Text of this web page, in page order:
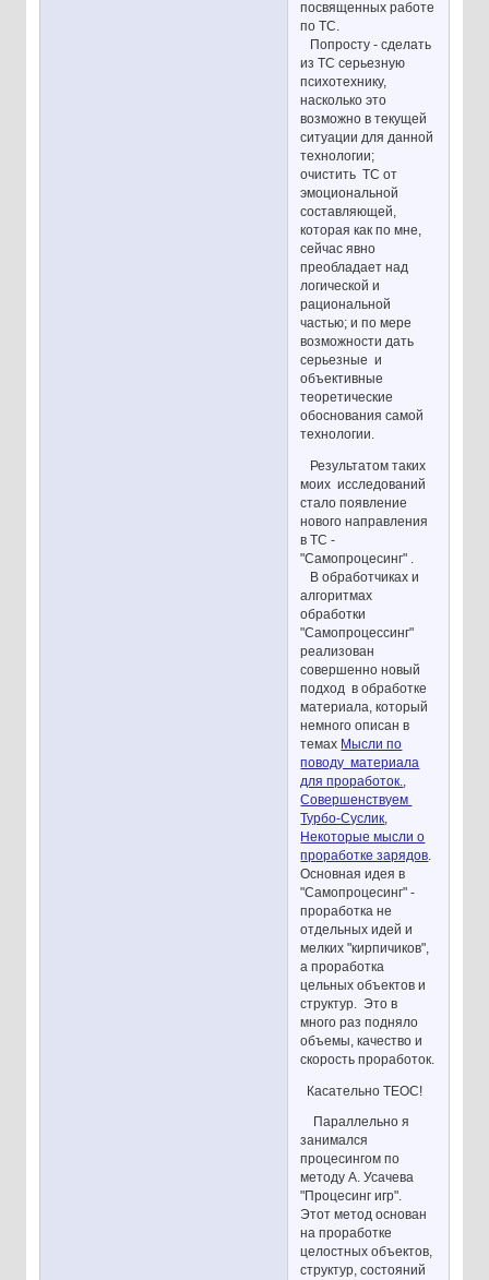
посвященных работе
по ТС.
Попросту - сделать
из ТС серьезную
психотехнику,
насколько это
возможно в текущей
ситуации для данной
технологии;
очистить ТС от
эмоциональной
составляющей,
которая как по мне,
сейчас явно
преобладает над
логической и
рациональной
частью; и по мере
возможности дать
серьезные и
объективные
теоретические
обоснования самой
технологии.
Результатом таких
моих исследований
стало появление
нового направления
в ТС -
"Самопроцесинг" .
В обработчиках и
алгоритмах
обработки
"Самопроцессинг"
реализован
совершенно новый
подход в обработке
материала, который
немного описан в
темах Мысли по
поводу материала
для проработок.
Совершенствуем
Турбо-Суслик
Некоторые мысли о
проработке зарядов
Основная идея в
"Самопроцесинг" -
проработка не
отдельных идей и
мелких "кирпичиков",
а проработка
цельных объектов и
структур. Это в
много раз подняло
объемы, качество и
скорость проработок.
Касательно ТЕОС!
Параллельно я
занимался
процесингом по
методу А. Усачева
"Процесинг игр".
Этот метод основан
на проработке
целостных объектов,
структур, состояний